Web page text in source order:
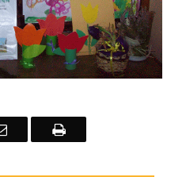
Email Drukuj